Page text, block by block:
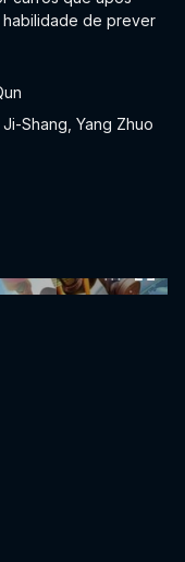
de prever
Shang, Yang Zhuo